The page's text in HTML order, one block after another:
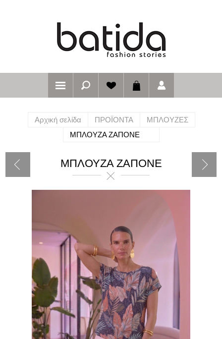
Αρχική σελίδα ΠΡΟΪΟΝΤΑ
ΜΠΛΟΥΖΕΣ
ΜΠΛΟΥΖΑ ΖΑΠΟΝΕ
ΜΠΛΟΥΖΑ ΖΑΠΟΝΕ